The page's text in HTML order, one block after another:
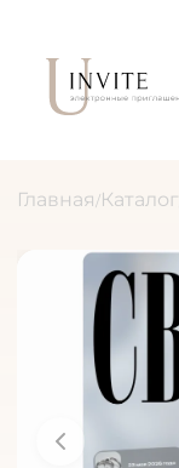
Главная /Каталог